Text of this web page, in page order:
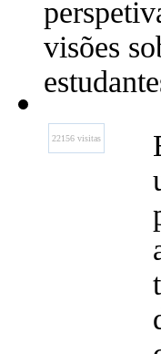
visões
22156 visitas